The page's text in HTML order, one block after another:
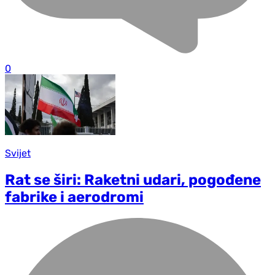
0
Svijet
Rat se širi: Raketni udari, pogođene
fabrike i aerodromi